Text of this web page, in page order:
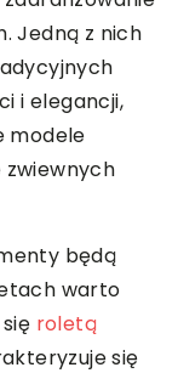
Jedną z nich
i elegancji,
modele
zwiewnych
będą
warto
roletą
się